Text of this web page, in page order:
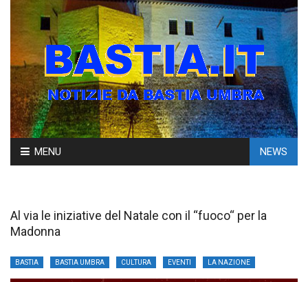
Skip
to
MENU NEWS
Al via le iniziative del Natale con il “fuoco“ per la
Madonna
BASTIA BASTIA UMBRA CULTURA EVENTI LA NAZIONE